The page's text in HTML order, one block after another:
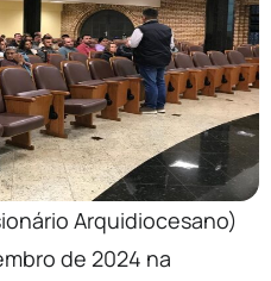
Arquidiocesano)
de 2024 na